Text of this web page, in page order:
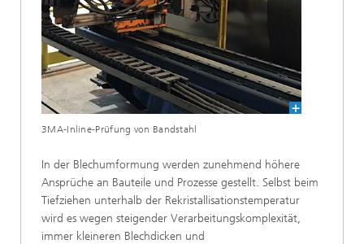
3MA-Inline-Prüfung von Bandstahl
In der Blechumformung werden zunehmend höhere
Ansprüche an Bauteile und Prozesse gestellt. Selbst beim
Tiefziehen unterhalb der Rekristallisationstemperatur
wird es wegen steigender Verarbeitungskomplexität,
immer kleineren Blechdicken und